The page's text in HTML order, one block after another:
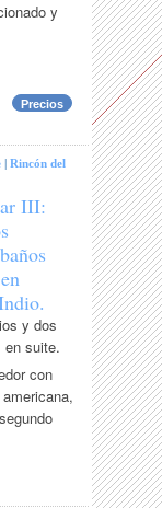
y
Precios
|Rincón del
III:
y dos
en suite.
con